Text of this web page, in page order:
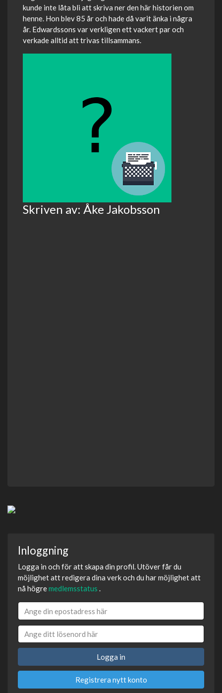
kunde inte låta bli att skriva ner den här historien om
henne. Hon blev 85 år och hade då varit änka i några
år. Edwardssons var verkligen ett vackert par och
verkade alltid att trivas tillsammans.
Skriven av: Åke Jakobsson
Inloggning
Logga in och för att skapa din profil. Utöver får du
möjlighet att redigera dina verk och du har möjlighet att
nå högremedlemsstatus .
Logga in
Registrera nytt konto